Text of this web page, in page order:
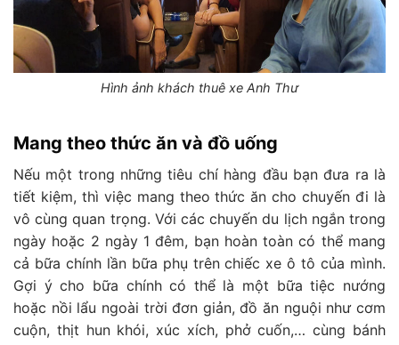
Hình ảnh khách thuê xe Anh Thư
Mang theo thức ăn và đồ uống
Nếu một trong những tiêu chí hàng đầu bạn đưa ra là
tiết kiệm, thì việc mang theo thức ăn cho chuyến đi là
vô cùng quan trọng. Với các chuyến du lịch ngắn trong
ngày hoặc 2 ngày 1 đêm, bạn hoàn toàn có thể mang
cả bữa chính lần bữa phụ trên chiếc xe ô tô của mình.
Gợi ý cho bữa chính có thể là một bữa tiệc nướng
hoặc nồi lẩu ngoài trời đơn giản, đồ ăn nguội như cơm
cuộn, thịt hun khói, xúc xích, phở cuốn,… cùng bánh